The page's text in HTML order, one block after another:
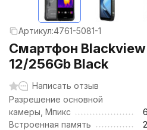
Артикул:4761-5081-1
Смартфон Blackview
12/256Gb Black
Написать отзыв
Разрешение основной
камеры, Мпикс
Встроенная память